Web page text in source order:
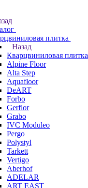
плитка
Назад
Кварцвиниловая плитка
Alpine Floor
Alta Step
Aquafloor
DeART
Forbo
Gerflor
Grabo
IVC Moduleo
Pergo
Polystyl
Tarkett
Vertigo
Aberhof
ADELAR
ART EAST